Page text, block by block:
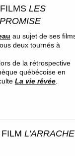
LES
au sujet de ses
deux tournés à
de la rétrospective
québécoise en
La vie rêvée.